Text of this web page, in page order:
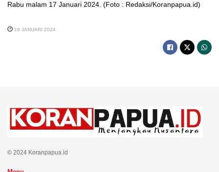
Rabu malam 17 Januari 2024. (Foto : Redaksi/Koranpapua.id)
18 JANUARI 2024
© 2024 Koranpapua.id